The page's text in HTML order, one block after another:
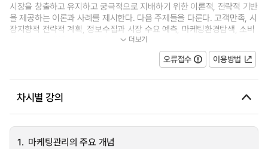
시장을 창출하고 유지하고 궁극적으로 지배하기 위한 이론적, 전략적 기반
을 제공하는 이론과 사례를 제시한다. 다음 주제들을 다룬다. 고객만족, 시
장지향적 전략적 계획, 정보수집과 시장 수요 예측, 마케팅환경탐색, 소비
자시장과 구매행동, 기업시장과...
더보기
오류접수 이용방법
차시별 강의
1. 마케팅관리의 주요 개념